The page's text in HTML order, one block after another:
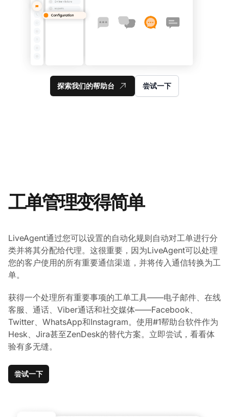
探索我们的帮助台 尝试一下
工单管理变得简单
LiveAgent通过您可以设置的自动化规则自动对工单进行分
类并将其分配给代理。这很重要，因为LiveAgent可以处理
您的客户使用的所有重要通信渠道，并将传入通信转换为工
单。
获得一个处理所有重要事项的工单工具——电子邮件、在线
客服、通话、Viber通话和社交媒体——Facebook、
Twitter、WhatsApp和Instagram。使用#1帮助台软件作为
Hesk、Jira甚至ZenDesk的替代方案。立即尝试，看看体
验有多无缝。
尝试一下